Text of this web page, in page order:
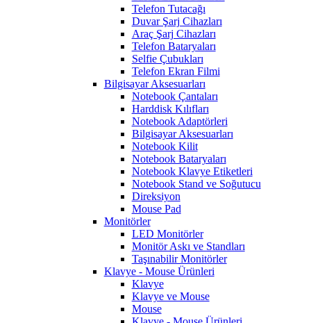
Telefon Tutacağı
Duvar Şarj Cihazları
Araç Şarj Cihazları
Telefon Bataryaları
Selfie Çubukları
Telefon Ekran Filmi
Bilgisayar Aksesuarları
Notebook Çantaları
Harddisk Kılıfları
Notebook Adaptörleri
Bilgisayar Aksesuarları
Notebook Kilit
Notebook Bataryaları
Notebook Klavye Etiketleri
Notebook Stand ve Soğutucu
Direksiyon
Mouse Pad
Monitörler
LED Monitörler
Monitör Askı ve Standları
Taşınabilir Monitörler
Klavye - Mouse Ürünleri
Klavye
Klavye ve Mouse
Mouse